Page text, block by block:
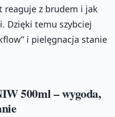
reaguje z brudem i jak
Dzięki temu szybciej
i pielęgnacja stanie
500ml – wygoda,